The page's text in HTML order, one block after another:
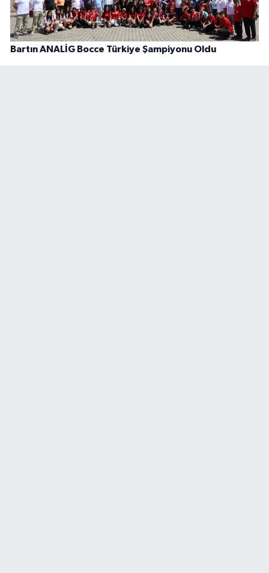
Bartın ANALİG Bocce Türkiye Şampiyonu Oldu